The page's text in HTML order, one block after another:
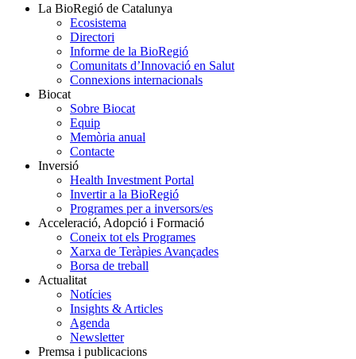
La BioRegió de Catalunya
Ecosistema
Directori
Informe de la BioRegió
Comunitats d’Innovació en Salut
Connexions internacionals
Biocat
Sobre Biocat
Equip
Memòria anual
Contacte
Inversió
Health Investment Portal
Invertir a la BioRegió
Programes per a inversors/es
Acceleració, Adopció i Formació
Coneix tot els Programes
Xarxa de Teràpies Avançades
Borsa de treball
Actualitat
Notícies
Insights & Articles
Agenda
Newsletter
Premsa i publicacions